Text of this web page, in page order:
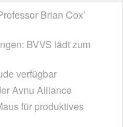
Brian Cox’
BVVS lädt zum
verfügbar
Avnu Alliance
für produktives